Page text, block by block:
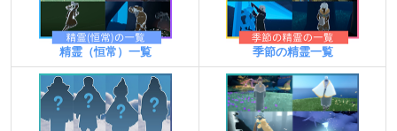
精霊（恒常）一覧 季節の精霊一覧